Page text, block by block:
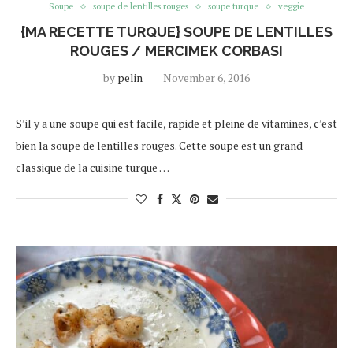
Soupe
soupe de lentilles rouges soupe turque veggie
{MA RECETTE TURQUE} SOUPE DE LENTILLES
ROUGES / MERCIMEK CORBASI
by pelin November 6, 2016
S’il y a une soupe qui est facile, rapide et pleine de vitamines, c’est
bien la soupe de lentilles rouges. Cette soupe est un grand
classique de la cuisine turque …